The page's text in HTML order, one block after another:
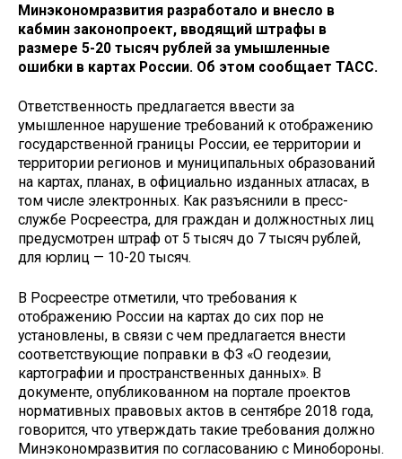
Минэкономразвития разработало и внесло в
кабмин законопроект, вводящий штрафы в
размере 5-20 тысяч рублей за умышленные
ошибки в картах России. Об этом сообщает ТАСС.
Ответственность предлагается ввести за
умышленное нарушение требований к отображению
государственной границы России, ее территории и
территории регионов и муниципальных образований
на картах, планах, в официально изданных атласах, в
том числе электронных. Как разъяснили в пресс-
службе Росреестра, для граждан и должностных лиц
предусмотрен штраф от 5 тысяч до 7 тысяч рублей,
для юрлиц — 10-20 тысяч.
В Росреестре отметили, что требования к
отображению России на картах до сих пор не
установлены, в связи с чем предлагается внести
соответствующие поправки в ФЗ «О геодезии,
картографии и пространственных данных». В
документе, опубликованном на портале проектов
нормативных правовых актов в сентябре 2018 года,
говорится, что утверждать такие требования должно
Минэкономразвития по согласованию с Минобороны.